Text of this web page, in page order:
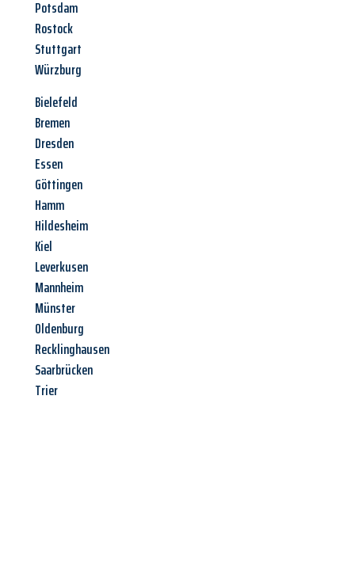
Potsdam
Rostock
Stuttgart
Würzburg
Bielefeld
Bremen
Dresden
Essen
Göttingen
Hamm
Hildesheim
Kiel
Leverkusen
Mannheim
Münster
Oldenburg
Recklinghausen
Saarbrücken
Trier